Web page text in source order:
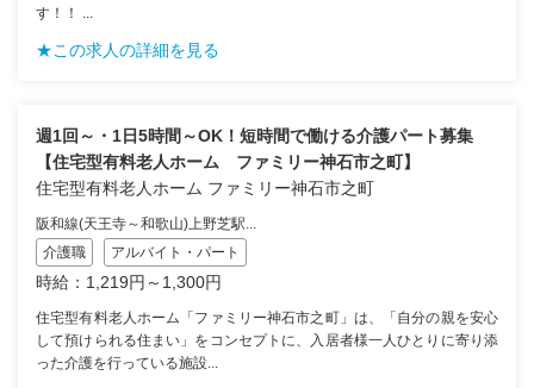
す！！ ...
★この求人の詳細を見る
週1回～・1日5時間～OK！短時間で働ける介護パート募集
【住宅型有料老人ホーム ファミリー神石市之町】
住宅型有料老人ホーム ファミリー神石市之町
阪和線(天王寺～和歌山)上野芝駅...
介護職
アルバイト・パート
時給：1,219円～1,300円
住宅型有料老人ホーム「ファミリー神石市之町」は、「自分の親を安心
して預けられる住まい」をコンセプトに、入居者様一人ひとりに寄り添
った介護を行っている施設...